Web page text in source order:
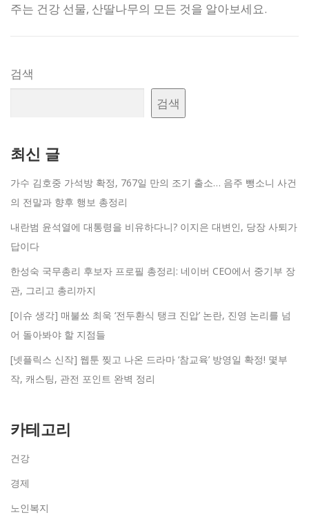
주는 건강 선물, 산딸나무의 모든 것을 알아보세요.
검색
검색
최신 글
가수 김호중 가석방 확정, 767일 만의 조기 출소… 음주 뺑소니 사건
의 전말과 향후 행보 총정리
내란범 윤석열에 대통령을 비유하다니? 이지은 대변인, 당장 사퇴가
답이다
한성숙 국무총리 후보자 프로필 총정리: 네이버 CEO에서 중기부 장
관, 그리고 총리까지
[이슈 생각] 매불쑈 최욱 ‘전두환식 탱크 진압’ 논란, 진영 논리를 넘
어 돌아봐야 할 지점들
[넷플릭스 신작] 웹툰 찢고 나온 드라마 ‘참교육’ 방영일 확정! 몇부
작, 캐스팅, 관전 포인트 완벽 정리
카테고리
건강
경제
노인복지